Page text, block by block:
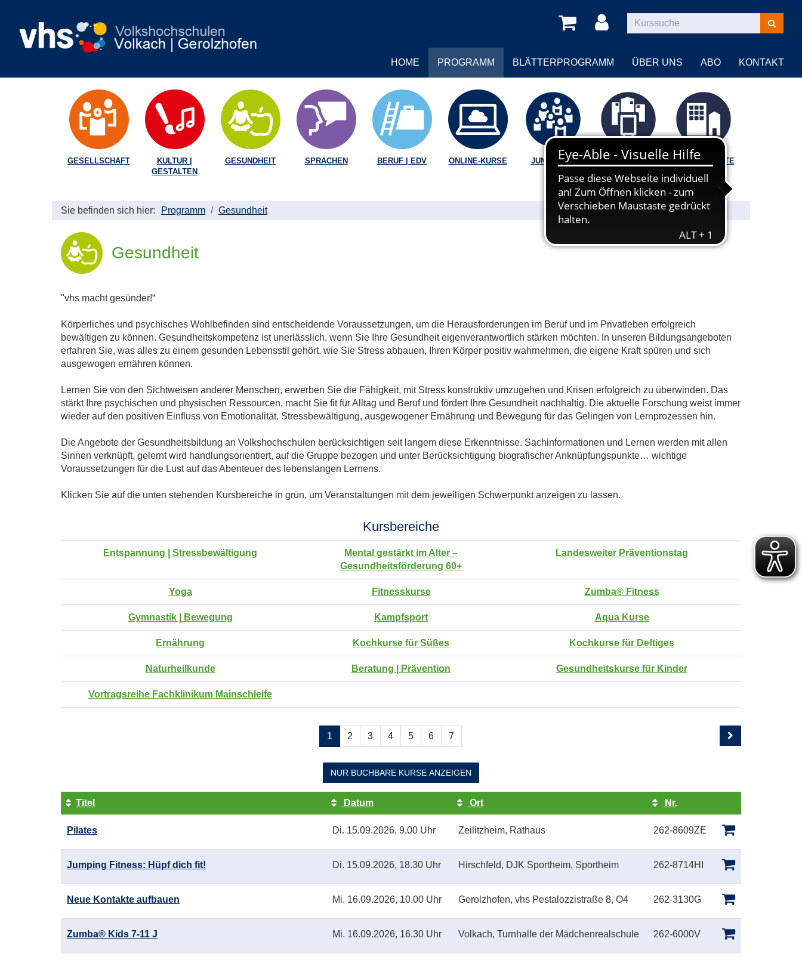
Kurse
suchen
HOME PROGRAMM BLÄTTERPROGRAMM ÜBER UNS ABO KONTAKT
GESELLSCHAFT
KULTUR |
GESTALTEN
GESUNDHEIT SPRACHEN BERUF | EDV ONLINE-KURSE JUNGE VHS
VORTRÄGE |
BILDUNGSORTE
Sie befinden sich hier: Programm Gesundheit
Gesundheit
"vhs macht gesünder!“
Körperliches und psychisches Wohlbefinden sind entscheidende Voraussetzungen, um die Herausforderungen im Beruf und im Privatleben erfolgreich
bewältigen zu können. Gesundheitskompetenz ist unerlässlich, wenn Sie Ihre Gesundheit eigenverantwortlich stärken möchten. In unseren Bildungsangeboten
erfahren Sie, was alles zu einem gesunden Lebensstil gehört, wie Sie Stress abbauen, Ihren Körper positiv wahrnehmen, die eigene Kraft spüren und sich
ausgewogen ernähren können.
Lernen Sie von den Sichtweisen anderer Menschen, erwerben Sie die Fähigkeit, mit Stress konstruktiv umzugehen und Krisen erfolgreich zu überwinden. Das
stärkt Ihre psychischen und physischen Ressourcen, macht Sie fit für Alltag und Beruf und fördert Ihre Gesundheit nachhaltig. Die aktuelle Forschung weist immer
wieder auf den positiven Einfluss von Emotionalität, Stressbewältigung, ausgewogener Ernährung und Bewegung für das Gelingen von Lernprozessen hin.
Die Angebote der Gesundheitsbildung an Volkshochschulen berücksichtigen seit langem diese Erkenntnisse. Sachinformationen und Lernen werden mit allen
Sinnen verknüpft, gelernt wird handlungsorientiert, auf die Gruppe bezogen und unter Berücksichtigung biografischer Anknüpfungspunkte… wichtige
Voraussetzungen für die Lust auf das Abenteuer des lebenslangen Lernens.
Klicken Sie auf die unten stehenden Kursbereiche in grün, um Veranstaltungen mit dem jeweiligen Schwerpunkt anzeigen zu lassen.
Kursbereiche
Entspannung | Stressbewältigung
Mental gestärkt im Alter –
Gesundheitsförderung 60+
Landesweiter Präventionstag
Yoga Fitnesskurse Zumba® Fitness
Gymnastik | Bewegung Kampfsport Aqua Kurse
Ernährung Kochkurse für Süßes Kochkurse für Deftiges
Naturheilkunde Beratung | Prävention Gesundheitskurse für Kinder
Vortragsreihe Fachklinikum Mainschleife
Seiten
blättern
1 2 3 4 5 6 7
NUR BUCHBARE KURSE ANZEIGEN
Tabellenüberschriften
können
sortiert
werden.
Titel Datum Ort
Nr.
Kursstatus
Pilates
Di. 15.09.2026, 9.00 Uhr Zeilitzheim, Rathaus 262-8609ZE
Jumping Fitness: Hüpf dich fit! Di. 15.09.2026, 18.30 Uhr Hirschfeld, DJK Sportheim, Sportheim 262-8714HI
Neue Kontakte aufbauen Mi. 16.09.2026, 10.00 Uhr Gerolzhofen, vhs Pestalozzistraße 8, O4 262-3130G
Zumba® Kids 7-11 J Mi. 16.09.2026, 16.30 Uhr Volkach, Turnhalle der Mädchenrealschule 262-6000V